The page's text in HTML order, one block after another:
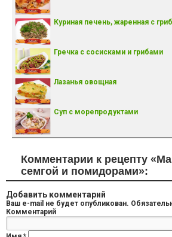
Куриная печень, жаренная с
Гречка с сосисками и грибами
Лазанья овощная
Суп с морепродуктами
Комментарии к рецепту
семгой и помидорами»:
Добавить комментарий
Ваш e-mail не будет опубликован.
Комментарий